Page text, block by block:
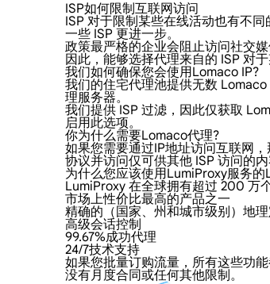
ISP如何限制互联网访问
ISP 对于限制某些在线活动也有不
一些 ISP 更进一步。
政策最严格的企业会阻止访问社交
因此，能够选择代理来自的 ISP 对
我们如何确保您会使用Lomaco IP?
我们的住宅代理池提供无数
理服务器。
我们提供 ISP 过滤，因此仅获取
启用此选项。
你为什么需要Lomaco代理?
如果您需要通过IP地址访问互联网
协议并访问仅可供其他 ISP 访问的内
为什么您应该使用LumiProxy服务的
LumiProxy 在全球拥有超过 200 万
市场上性价比最高的产品之一
精确的（国家、州和城市级别）地
高级会话控制
99.67%成功代理
24/7技术支持
如果您批量订购流量，所有这些功
没有月度合同或任何其他限制。